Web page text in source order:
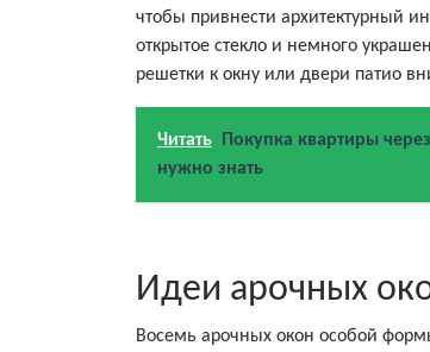
чтобы привнести архитектурный
открытое стекло и немного
решетки к окну или двери патио
Читать
Покупка квартиры
нужно знать
Идеи арочных
Восемь арочных окон особой